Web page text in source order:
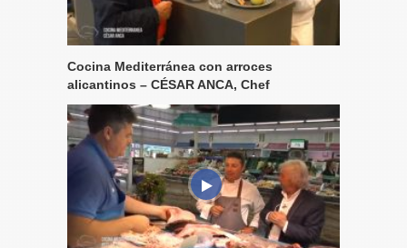
Cocina Mediterránea con arroces
alicantinos – CÉSAR ANCA, Chef